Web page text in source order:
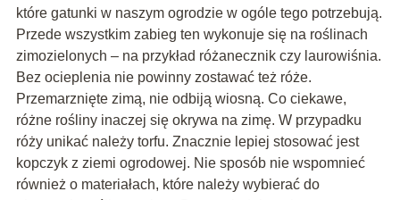
które gatunki w naszym ogrodzie w ogóle tego potrzebują.
Przede wszystkim zabieg ten wykonuje się na roślinach
zimozielonych – na przykład różanecznik czy laurowiśnia.
Bez ocieplenia nie powinny zostawać też róże.
Przemarznięte zimą, nie odbiją wiosną. Co ciekawe,
różne rośliny inaczej się okrywa na zimę. W przypadku
róży unikać należy torfu. Znacznie lepiej stosować jest
kopczyk z ziemi ogrodowej. Nie sposób nie wspomnieć
również o materiałach, które należy wybierać do